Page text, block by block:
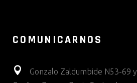
COMUNICARNOS
Gonzalo Zaldumbide N53-69 y